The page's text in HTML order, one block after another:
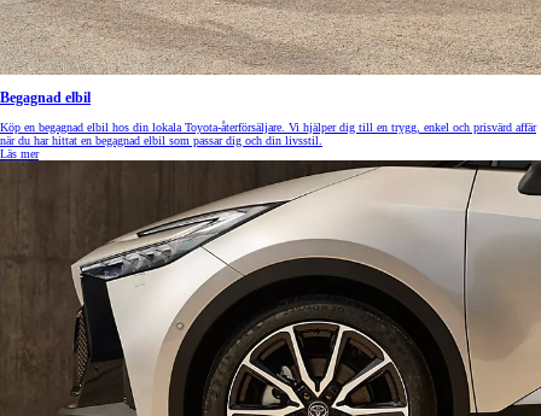
Begagnad elbil
Köp en begagnad elbil hos din lokala Toyota-återförsäljare. Vi hjälper dig till en trygg, enkel och prisvärd affär
när du har hittat en begagnad elbil som passar dig och din livsstil.
Läs mer